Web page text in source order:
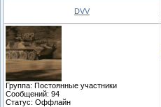
DVV
Группа: Постоянные участники
Сообщений: 94
Статус: Оффлайн